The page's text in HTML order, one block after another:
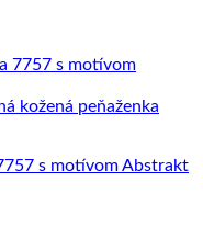
s motívom Abstrakt